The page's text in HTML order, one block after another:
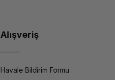
Alışveriş
Havale Bildirim Formu